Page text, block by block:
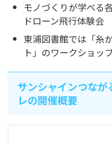
モノづくりが学べる
ドローン飛行体験会
東浦図書館では「糸
ト」のワークショッ
サンシャインつなが
レの開催概要